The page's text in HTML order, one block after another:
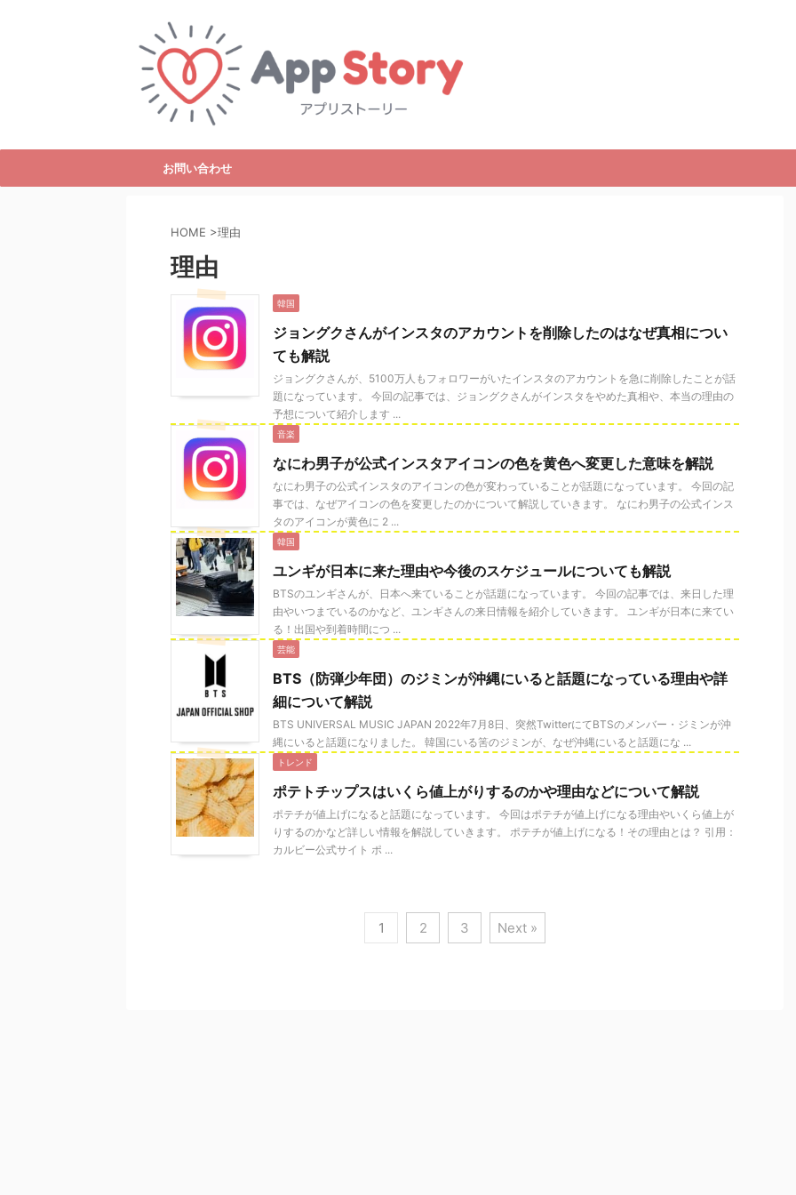
お問い合わせ
HOME >理由
理由
韓国
ジョングクさんがインスタのアカウントを削除したのはなぜ真相につい
ても解説
ジョングクさんが、5100万人もフォロワーがいたインスタのアカウントを急に削除したことが話
題になっています。 今回の記事では、ジョングクさんがインスタをやめた真相や、本当の理由の
予想について紹介します ...
音楽
なにわ男子が公式インスタアイコンの色を黄色へ変更した意味を解説
なにわ男子の公式インスタのアイコンの色が変わっていることが話題になっています。 今回の記
事では、なぜアイコンの色を変更したのかについて解説していきます。 なにわ男子の公式インス
タのアイコンが黄色に 2 ...
韓国
ユンギが日本に来た理由や今後のスケジュールについても解説
BTSのユンギさんが、日本へ来ていることが話題になっています。 今回の記事では、来日した理
由やいつまでいるのかなど、ユンギさんの来日情報を紹介していきます。 ユンギが日本に来てい
る！出国や到着時間につ ...
芸能
BTS（防弾少年団）のジミンが沖縄にいると話題になっている理由や詳
細について解説
BTS UNIVERSAL MUSIC JAPAN 2022年7月8日、突然TwitterにてBTSのメンバー・ジミンが沖
縄にいると話題になりました。 韓国にいる筈のジミンが、なぜ沖縄にいると話題にな ...
トレンド
ポテトチップスはいくら値上がりするのかや理由などについて解説
ポテチが値上げになると話題になっています。 今回はポテチが値上げになる理由やいくら値上が
りするのかなど詳しい情報を解説していきます。 ポテチが値上げになる！その理由とは？ 引用：
カルビー公式サイト ポ ...
1 2 3 Next »